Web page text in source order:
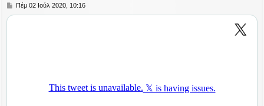
Δ
η
Πέμ 02 Ιούλ 2020, 10:16